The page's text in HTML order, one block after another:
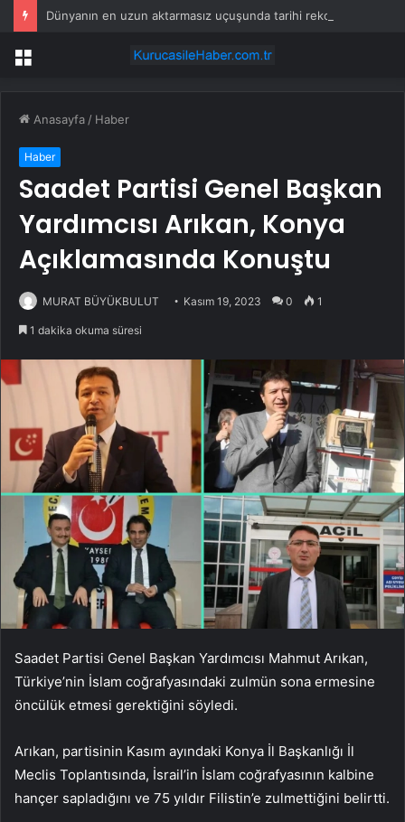
Menü
Anasayfa / Haber
Haber
Saadet Partisi Genel Başkan
Yardımcısı Arıkan, Konya
Açıklamasında Konuştu
MURAT BÜYÜKBULUT Kasım 19, 2023 0 1
1 dakika okuma süresi
Saadet Partisi Genel Başkan Yardımcısı Mahmut Arıkan,
Türkiye’nin İslam coğrafyasındaki zulmün sona ermesine
öncülük etmesi gerektiğini söyledi.
Arıkan, partisinin Kasım ayındaki Konya İl Başkanlığı İl
Meclis Toplantısında, İsrail’in İslam coğrafyasının kalbine
hançer sapladığını ve 75 yıldır Filistin’e zulmettiğini belirtti.